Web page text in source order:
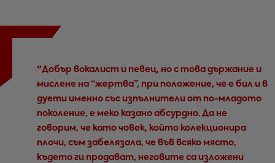
"Добър вокалист и певец, но с това държание и
мислене на “жертва”, при положение, че е бил и в
дуети именно със изпълнители от по-младото
поколение, е меко казано абсурдно. Да не
говорим, че като човек, който колекционира
плочи, съм забелязала, че във всяко място,
където ги продават, неговите са изложени